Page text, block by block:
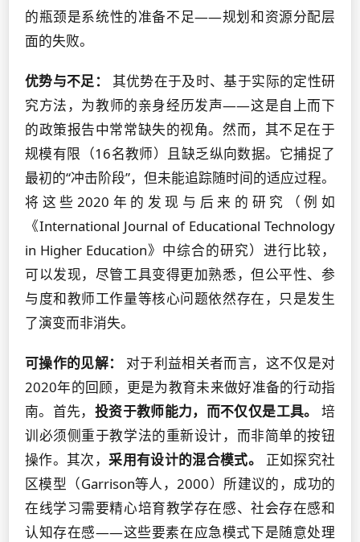
的瓶颈是系统性的准备不足——规划和资源分配层
面的失败。
优势与不足：
其优势在于及时、基于实际的定性研
究方法，为教师的亲身经历发声——这是自上而下
的政策报告中常常缺失的视角。然而，其不足在于
规模有限（16名教师）且缺乏纵向数据。它捕捉了
最初的“冲击阶段”，但未能追踪随时间的适应过程。
将这些2020年的发现与后来的研究（例如
《International Journal of Educational Technology
in Higher Education》中综合的研究）进行比较，
可以发现，尽管工具变得更加熟悉，但公平性、参
与度和教师工作量等核心问题依然存在，只是发生
了演变而非消失。
可操作的见解：
对于利益相关者而言，这不仅是对
2020年的回顾，更是为教育未来做好准备的行动指
南。首先， 投资于教师能力，而不仅仅是工具。
培
训必须侧重于教学法的重新设计，而非简单的按钮
操作。其次，采用有设计的混合模式。
正如探究社
区模型（Garrison等人，2000）所建议的，成功的
在线学习需要精心培育教学存在感、社会存在感和
认知存在感——这些要素在应急模式下是随意处理